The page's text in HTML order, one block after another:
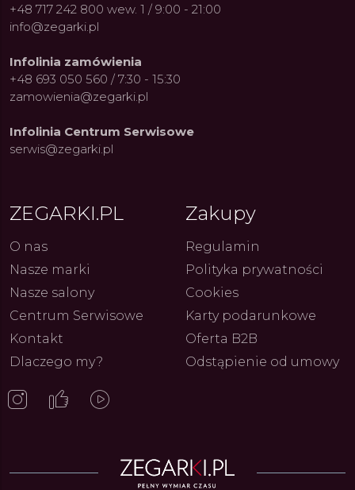
i Dostępny Luksus z
27.07.2026
Fenomen marki Festina. Od
kolarskich pasji do ikonicznych
ZEGARKI.PL 4.08.2026
+48 717 242 800 wew. 1 / 9:00 - 21:00
info@zegarki.pl
Infolinia zamówienia
+48 693 050 560 / 7:30 - 15:30
zamowienia@zegarki.pl
Infolinia Centrum Serwisowe
serwis@zegarki.pl
ZEGARKI.PL
O nas
Nasze marki
Nasze salony
Centrum Serwisowe
Kontakt
Dlaczego my?
Zakupy
Regulamin
Polityka prywatności
Cookies
Karty podarunkowe
Oferta B2B
Odstąpienie od umowy